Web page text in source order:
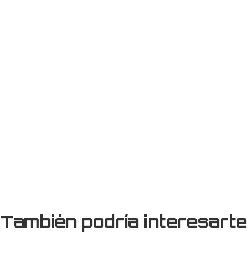
También podría interesarte